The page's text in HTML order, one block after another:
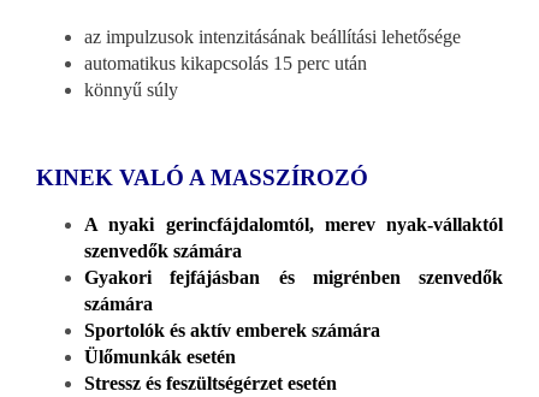
az impulzusok intenzitásának beállítási lehetősége
automatikus kikapcsolás 15 perc után
könnyű súly
KINEK VALÓ A MASSZÍROZÓ
A nyaki gerincfájdalomtól, merev nyak-vállaktól
szenvedők számára
Gyakori fejfájásban és migrénben szenvedők
számára
Sportolók és aktív emberek számára
Ülőmunkák esetén
Stressz és feszültségérzet esetén